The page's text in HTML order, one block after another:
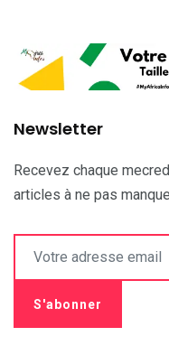
Newsletter
Recevez chaque
articles à ne pas